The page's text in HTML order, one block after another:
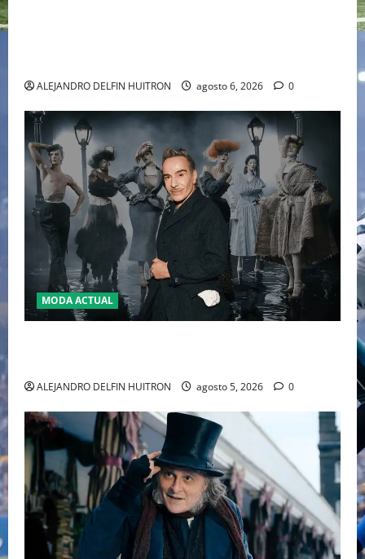
ALEJANDRO DELFIN HUITRON agosto 6, 2026 0
MODA ACTUAL
ALEJANDRO DELFIN HUITRON agosto 5, 2026 0